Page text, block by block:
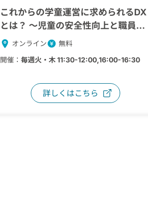
これからの学童運営に求められるDX
とは？ 〜児童の安全性向上と職員の
負担軽減に向けて〜
オンライン
無料
開催： 毎週火・木 11:30-12:00,16:00-16:30
詳しくはこちら